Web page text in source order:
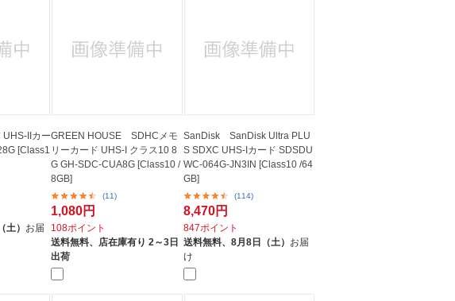
IIカー
[Class1
土） お届
GREEN HOUSE SDHCメモ
リーカード UHS-I クラス10 8
G GH-SDC-CUA8G [Class10 /
8GB]
(11)
1,080円
108ポイント
送料無料、 店在庫有り 2～3日
出荷
SanDisk SanDisk Ultra PLU
S SDXC UHS-Iカード SDSDU
WC-064G-JN3IN [Class10 /64
GB]
(114)
8,470円
847ポイント
送料無料、 8月8日（土） お届
け